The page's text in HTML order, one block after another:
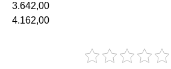
3.642,00
4.162,00